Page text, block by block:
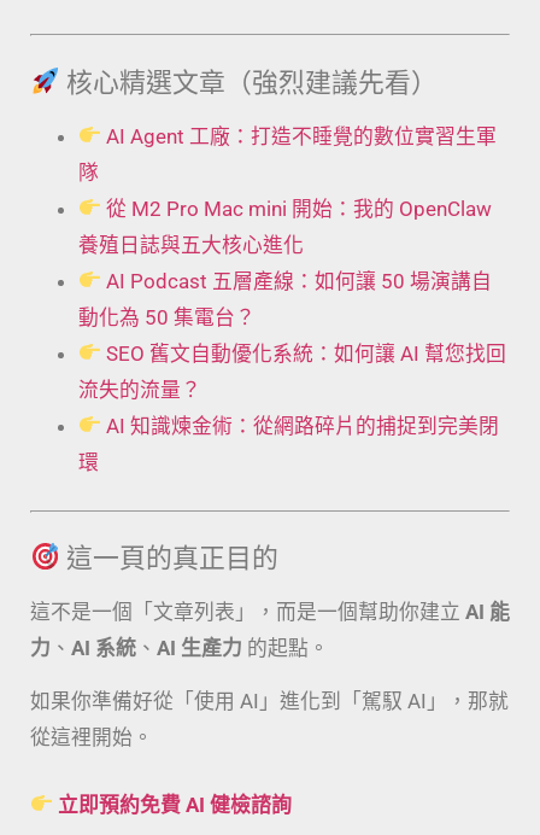
核心精選文章（強烈建議先看）
AI Agent 工廠：打造不睡覺的數位實習生軍
隊
從 M2 Pro Mac mini 開始：我的 OpenClaw
養殖日誌與五大核心進化
AI Podcast 五層產線：如何讓 50 場演講自
動化為 50 集電台？
SEO 舊文自動優化系統：如何讓 AI 幫您找回
流失的流量？
AI 知識煉金術：從網路碎片的捕捉到完美閉
環
這一頁的真正目的
這不是一個「文章列表」，而是一個幫助你建立 AI 能
力 、 AI 系統 、 AI 生產力 的起點。
如果你準備好從「使用 AI」進化到「駕馭 AI」，那就
從這裡開始。
立即預約免費 AI 健檢諮詢